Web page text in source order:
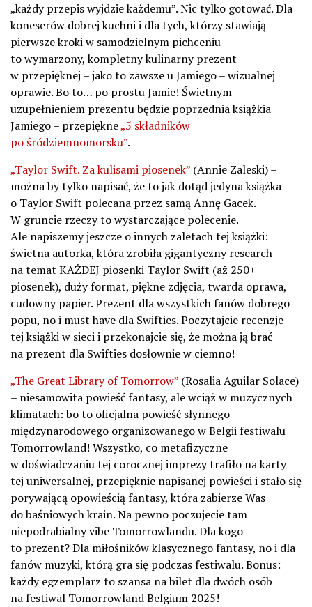
„każdy przepis wyjdzie każdemu”. Nic tylko gotować. Dla
koneserów dobrej kuchni i dla tych, którzy stawiają
pierwsze kroki w samodzielnym pichceniu –
to wymarzony, kompletny kulinarny prezent
w przepięknej – jako to zawsze u Jamiego – wizualnej
oprawie. Bo to… po prostu Jamie! Świetnym
uzupełnieniem prezentu będzie poprzednia książkia
Jamiego – przepiękne„5 składników
po śródziemnomorsku”.
„Taylor Swift. Za kulisami piosenek” (Annie Zaleski) –
można by tylko napisać, że to jak dotąd jedyna książka
o Taylor Swift polecana przez samą Annę Gacek.
W gruncie rzeczy to wystarczające polecenie.
Ale napiszemy jeszcze o innych zaletach tej książki:
świetna autorka, która zrobiła gigantyczny research
na temat KAŻDEJ piosenki Taylor Swift (aż 250+
piosenek), duży format, piękne zdjęcia, twarda oprawa,
cudowny papier. Prezent dla wszystkich fanów dobrego
popu, no i must have dla Swifties. Poczytajcie recenzje
tej książki w sieci i przekonajcie się, że można ją brać
na prezent dla Swifties dosłownie w ciemno!
„The Great Library of Tomorrow” (Rosalia Aguilar Solace)
– niesamowita powieść fantasy, ale wciąż w muzycznych
klimatach: bo to oficjalna powieść słynnego
międzynarodowego organizowanego w Belgii festiwalu
Tomorrowland! Wszystko, co metafizyczne
w doświadczaniu tej corocznej imprezy trafiło na karty
tej uniwersalnej, przepięknie napisanej powieści i stało się
porywającą opowieścią fantasy, która zabierze Was
do baśniowych krain. Na pewno poczujecie tam
niepodrabialny vibe Tomorrowlandu. Dla kogo
to prezent? Dla miłośników klasycznego fantasy, no i dla
fanów muzyki, którą gra się podczas festiwalu. Bonus:
każdy egzemplarz to szansa na bilet dla dwóch osób
na festiwal Tomorrowland Belgium 2025!